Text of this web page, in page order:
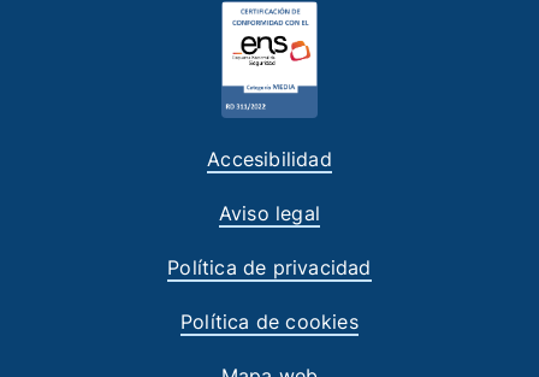
Accesibilidad
Aviso legal
Política de privacidad
Política de cookies